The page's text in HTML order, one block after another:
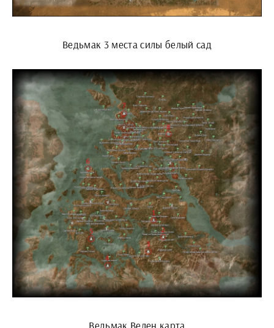
Ведьмак 3 места силы белый сад
Ведьмак Велен карта